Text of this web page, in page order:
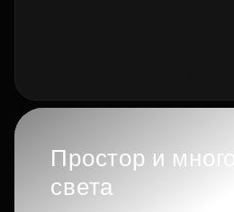
Простор и много
света